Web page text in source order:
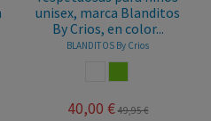
unisex, marca Blanditos
By Crios, en color...
BLANDITOS By Crios
40,00 € 49,95 €